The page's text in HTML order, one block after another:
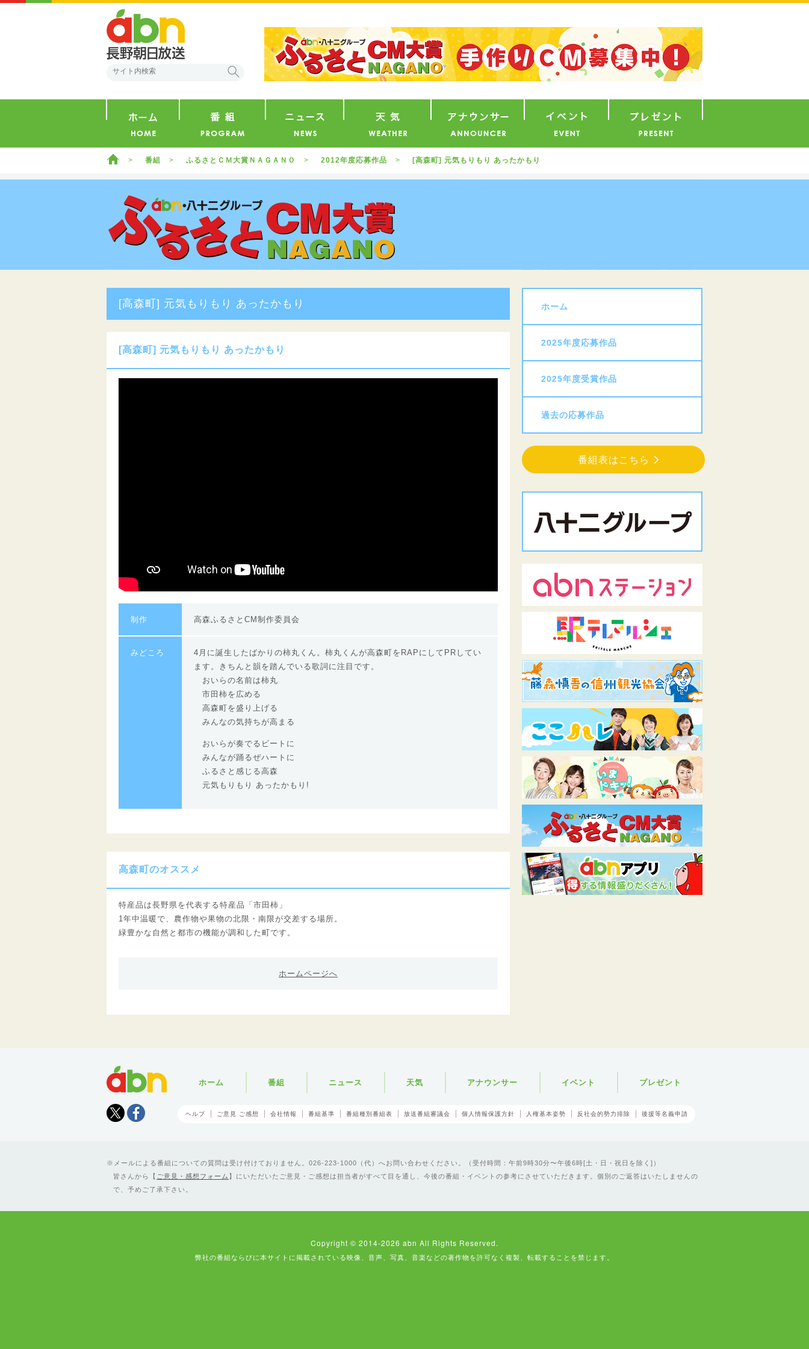
ホーム 番組 ふるさとＣＭ大賞ＮＡＧＡＮＯ 2012年度応募作品 [高森町] 元気もりもり あったかもり
[高森町] 元気もりもり あったかもり
[高森町] 元気もりもり あったかもり
制作 高森ふるさとCM制作委員会
みどころ
4月に誕生したばかりの柿丸くん。柿丸くんが高森町をRAPにしてPRしてい
ます。きちんと韻を踏んでいる歌詞に注目です。
おいらの名前は柿丸
市田柿を広める
高森町を盛り上げる
みんなの気持ちが高まる
おいらが奏でるビートに
みんなが踊るぜハートに
ふるさと感じる高森
元気もりもり あったかもり!
高森町のオススメ
特産品は長野県を代表する特産品「市田柿」
1年中温暖で、農作物や果物の北限・南限が交差する場所。
緑豊かな自然と都市の機能が調和した町です。
ホームページへ
ホーム
2025年度応募作品
2025年度受賞作品
過去の応募作品
番組表はこちら
Tweet
ホーム 番組 ニュース 天気 アナウンサー イベント プレゼント
ヘルプ ご意見 ご感想 会社情報 番組基準 番組種別番組表 放送番組審議会 個人情報保護方針 人権基本姿勢 反社会的勢力排除 後援等名義申請
メールによる番組についての質問は受け付けておりません。026-223-1000（代）へお問い合わせください。（受付時間：午前9時30分〜午後6時[土・日・祝日を除く]）
皆さんから【 ご意見・感想フォーム 】にいただいたご意見・ご感想は担当者がすべて目を通し、今後の番組・イベントの参考にさせていただきます。個別のご返答はいたしませんの
で、予めご了承下さい。
Copyright © 2014-2026 abn All Rights Reserved.
弊社の番組ならびに本サイトに掲載されている映像、音声、写真、音楽などの著作物を許可なく複製、転載することを禁じます。